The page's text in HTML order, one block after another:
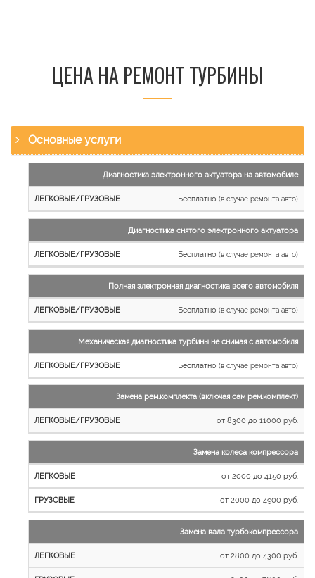
ЦЕНА НА РЕМОНТ ТУРБИНЫ
Основные услуги
работы
Легковые
и
Грузовые
автомобили
Диагностика электронного актуатора на автомобиле
Бесплатно (в случае ремонта авто)
Диагностика снятого электронного актуатора
Бесплатно (в случае ремонта авто)
Полная электронная диагностика всего автомобиля
Бесплатно (в случае ремонта авто)
Механическая диагностика турбины не снимая с автомобиля
Бесплатно (в случае ремонта авто)
Замена рем.комплекта (включая сам рем.комплект)
от 8300 до 11000 руб.
Замена колеса компрессора
от 2000 до 4150 руб.
от 2000 до 4900 руб.
Замена вала турбокомпрессора
от 2800 до 4300 руб.